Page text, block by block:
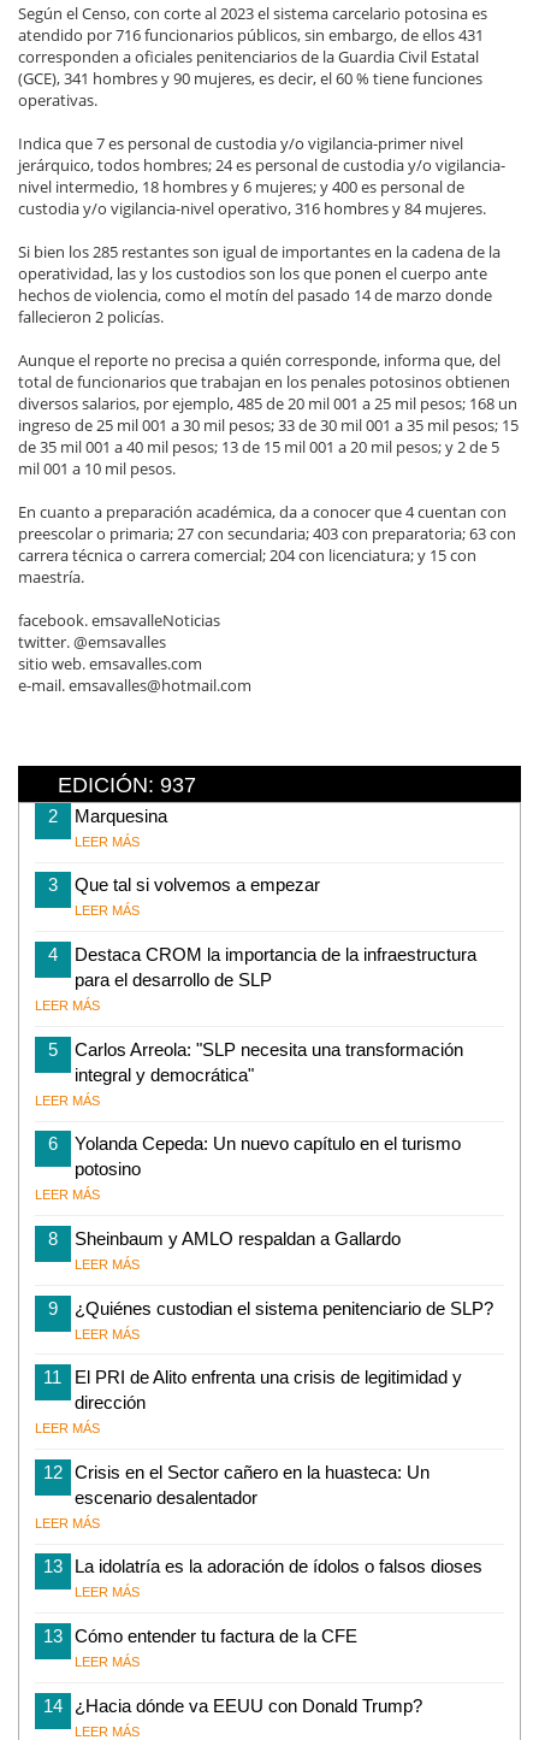
Según el Censo, con corte al 2023 el sistema carcelario potosina es
atendido por 716 funcionarios públicos, sin embargo, de ellos 431
corresponden a oficiales penitenciarios de la Guardia Civil Estatal
(GCE), 341 hombres y 90 mujeres, es decir, el 60 % tiene funciones
operativas.
Indica que 7 es personal de custodia y/o vigilancia-primer nivel
jerárquico, todos hombres; 24 es personal de custodia y/o vigilancia-
nivel intermedio, 18 hombres y 6 mujeres; y 400 es personal de
custodia y/o vigilancia-nivel operativo, 316 hombres y 84 mujeres.
Si bien los 285 restantes son igual de importantes en la cadena de la
operatividad, las y los custodios son los que ponen el cuerpo ante
hechos de violencia, como el motín del pasado 14 de marzo donde
fallecieron 2 policías.
Aunque el reporte no precisa a quién corresponde, informa que, del
total de funcionarios que trabajan en los penales potosinos obtienen
diversos salarios, por ejemplo, 485 de 20 mil 001 a 25 mil pesos; 168 un
ingreso de 25 mil 001 a 30 mil pesos; 33 de 30 mil 001 a 35 mil pesos; 15
de 35 mil 001 a 40 mil pesos; 13 de 15 mil 001 a 20 mil pesos; y 2 de 5
mil 001 a 10 mil pesos.
En cuanto a preparación académica, da a conocer que 4 cuentan con
preescolar o primaria; 27 con secundaria; 403 con preparatoria; 63 con
carrera técnica o carrera comercial; 204 con licenciatura; y 15 con
maestría.
facebook. emsavalleNoticias
twitter. @emsavalles
sitio web. emsavalles.com
e-mail. emsavalles@hotmail.com
EDICIÓN: 937
2 Marquesina
LEER MÁS
3 Que tal si volvemos a empezar
LEER MÁS
4
Destaca CROM la importancia de la infraestructura
para el desarrollo de SLP
LEER MÁS
5
Carlos Arreola: "SLP necesita una transformación
integral y democrática"
LEER MÁS
6
Yolanda Cepeda: Un nuevo capítulo en el turismo
potosino
LEER MÁS
8 Sheinbaum y AMLO respaldan a Gallardo
LEER MÁS
9 ¿Quiénes custodian el sistema penitenciario de SLP?
LEER MÁS
11
El PRI de Alito enfrenta una crisis de legitimidad y
dirección
LEER MÁS
12
Crisis en el Sector cañero en la huasteca: Un
escenario desalentador
LEER MÁS
13 La idolatría es la adoración de ídolos o falsos dioses
LEER MÁS
13 Cómo entender tu factura de la CFE
LEER MÁS
14 ¿Hacia dónde va EEUU con Donald Trump?
LEER MÁS